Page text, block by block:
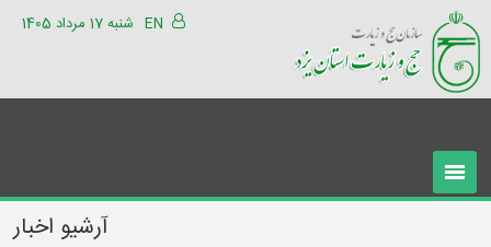
شنبه 17 مرداد 1405 EN
آرشیو اخبار